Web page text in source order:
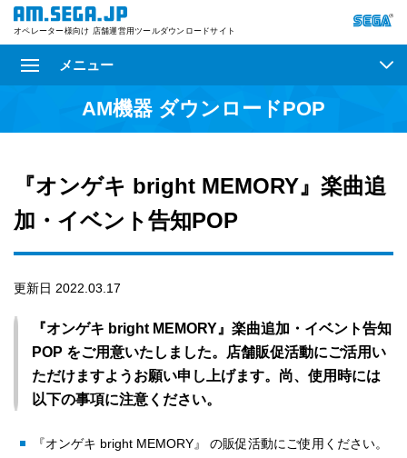
オペレーター様向け 店舗運営用ツールダウンロードサイト
メニュー
AM機器 ダウンロードPOP
『オンゲキ bright MEMORY』楽曲追
加・イベント告知POP
更新日 2022.03.17
『オンゲキ bright MEMORY』楽曲追加・イベント告知
POP をご用意いたしました。店舗販促活動にご活用い
ただけますようお願い申し上げます。尚、使用時には
以下の事項に注意ください。
『オンゲキ bright MEMORY』 の販促活動にご使用ください。